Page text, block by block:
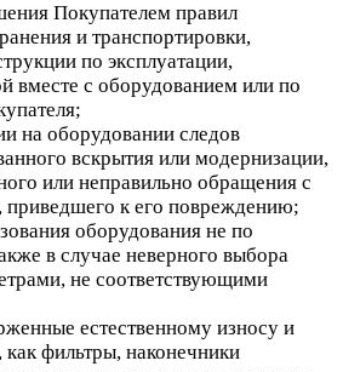
Покупателем правил
и транспортировки,
по эксплуатации,
вместе с оборудованием или по
на оборудовании следов
вскрытия или модернизации,
или неправильно обращения с
приведшего к его повреждению;
оборудования не по
в случае неверного выбора
не соответствующими
естественному износу и
как фильтры, наконечники